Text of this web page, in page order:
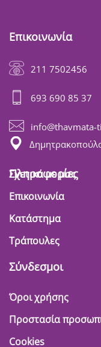
Επικοινωνία
211 7502456
693 690 85 37
info@thavmata-
Πληροφορίες
Σχετικά με μας
Επικοινωνία
Κατάστημα
Τράπουλες
Σύνδεσμοι
Όροι χρήσης
Προστασία
Cookies